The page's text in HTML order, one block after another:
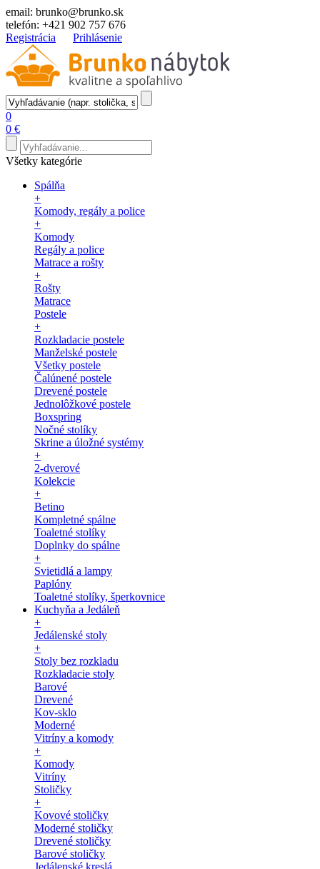
email: brunko@brunko.sk
telefón: +421 902 757 676
Registrácia
Prihlásenie
0
0 €
Všetky kategórie
Spálňa
+
Komody, regály a police
+
Komody
Regály a police
Matrace a rošty
+
Rošty
Matrace
Postele
+
Rozkladacie postele
Manželské postele
Všetky postele
Čalúnené postele
Drevené postele
Jednolôžkové postele
Boxspring
Nočné stolíky
Skrine a úložné systémy
+
2-dverové
Kolekcie
+
Betino
Kompletné spálne
Toaletné stolíky
Doplnky do spálne
+
Svietidlá a lampy
Paplóny
Toaletné stolíky, šperkovnice
Kuchyňa a Jedáleň
+
Jedálenské stoly
+
Stoly bez rozkladu
Rozkladacie stoly
Barové
Drevené
Kov-sklo
Moderné
Vitríny a komody
+
Komody
Vitríny
Stoličky
+
Kovové stoličky
Moderné stoličky
Drevené stoličky
Barové stoličky
Jedálenské kreslá